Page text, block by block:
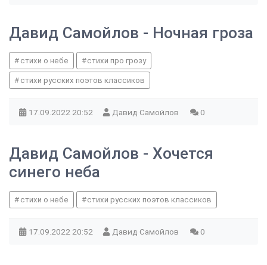
Давид Самойлов - Ночная гроза
стихи о небе стихи про грозу
стихи русских поэтов классиков
17.09.2022 20:52 Давид Самойлов 0
Давид Самойлов - Хочется
синего неба
стихи о небе стихи русских поэтов классиков
17.09.2022 20:52 Давид Самойлов 0